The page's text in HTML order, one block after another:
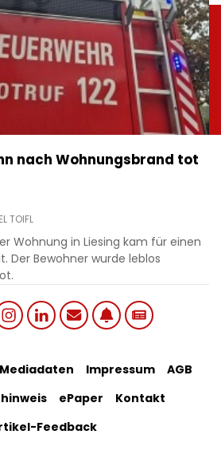
nach Wohnungsbrand tot
TOIFL
Wohnung in Liesing kam für einen
Der Bewohner wurde leblos
Mediadaten Impressum
AGB
ePaper
Kontakt
Feedback